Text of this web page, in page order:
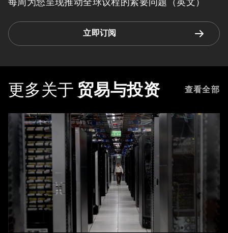
立即订阅
更多关于 贸易与投资 查看全部